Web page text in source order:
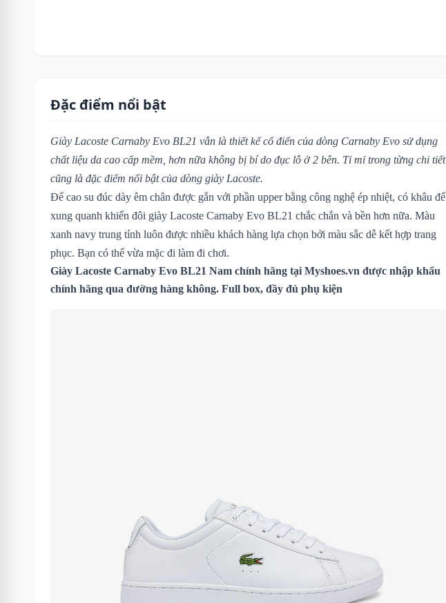
Đặc điểm nổi bật
Giày Lacoste Carnaby Evo BL21 vẫn là thiết kể cổ điển của dòng Carnaby Evo sử dụng
chất liệu da cao cấp mềm, hơn nữa không bị bí do đục lỗ ở 2 bên. Tỉ mỉ trong từng chi tiết
cũng là đặc điểm nổi bật của dòng giày Lacoste.
Đế cao su đúc dày êm chân được gắn với phần upper bằng công nghệ ép nhiệt, có khâu đế
xung quanh khiến đôi giày Lacoste Carnaby Evo BL21 chắc chắn và bền hơn nữa. Màu
xanh navy trung tính luôn được nhiều khách hàng lựa chọn bởi màu sắc dễ kết hợp trang
phục. Bạn có thể vừa mặc đi làm đi chơi.
Giày Lacoste Carnaby Evo BL21 Nam chính hãng tại Myshoes.vn được nhập khẩu
chính hãng qua đường hàng không. Full box, đầy đủ phụ kiện